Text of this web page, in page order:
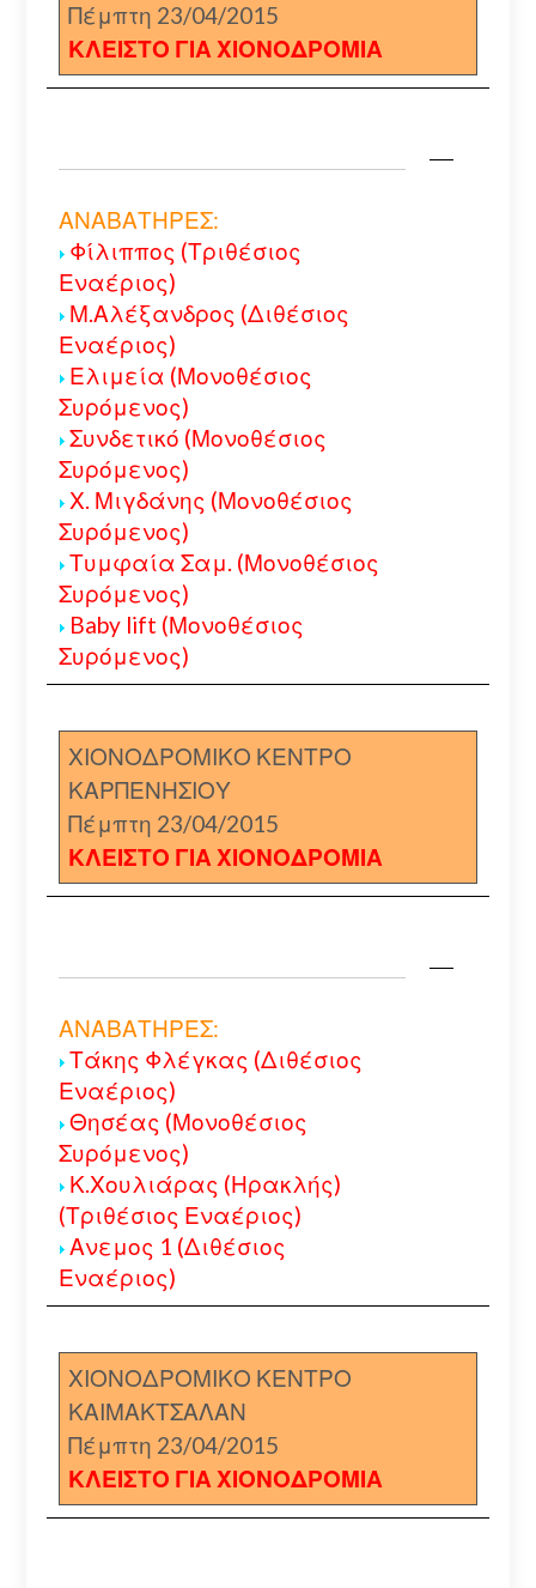
Πέμπτη 23/04/2015
ΚΛΕΙΣΤΟ ΓΙΑ ΧΙΟΝΟΔΡΟΜΙΑ
ΑΝΑΒΑΤΗΡΕΣ:
Φίλιππος (Τριθέσιος
Εναέριος)
Μ.Αλέξανδρος (Διθέσιος
Εναέριος)
Ελιμεία (Μονοθέσιος
Συρόμενος)
Συνδετικό (Μονοθέσιος
Συρόμενος)
Χ. Μιγδάνης (Μονοθέσιος
Συρόμενος)
Τυμφαία Σαμ. (Μονοθέσιος
Συρόμενος)
Baby lift (Μονοθέσιος
Συρόμενος)
ΧΙΟΝΟΔΡΟΜΙΚΟ ΚΕΝΤΡΟ
ΚΑΡΠΕΝΗΣΙΟΥ
Πέμπτη 23/04/2015
ΚΛΕΙΣΤΟ ΓΙΑ ΧΙΟΝΟΔΡΟΜΙΑ
ΑΝΑΒΑΤΗΡΕΣ:
Τάκης Φλέγκας (Διθέσιος
Εναέριος)
Θησέας (Μονοθέσιος
Συρόμενος)
Κ.Χουλιάρας (Ηρακλής)
(Τριθέσιος Εναέριος)
Ανεμος 1 (Διθέσιος
Εναέριος)
ΧΙΟΝΟΔΡΟΜΙΚΟ ΚΕΝΤΡΟ
ΚΑΙΜΑΚΤΣΑΛΑΝ
Πέμπτη 23/04/2015
ΚΛΕΙΣΤΟ ΓΙΑ ΧΙΟΝΟΔΡΟΜΙΑ